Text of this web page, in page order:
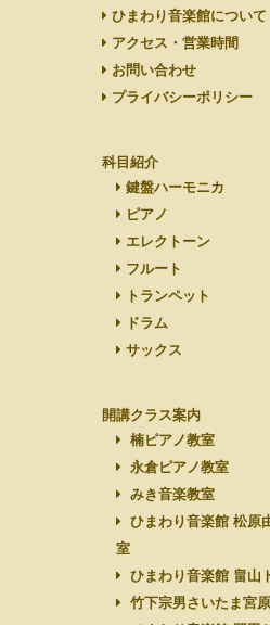
ひまわり音楽館について
アクセス・営業時間
お問い合わせ
プライバシーポリシー
科目紹介
鍵盤ハーモニカ
ピアノ
エレクトーン
フルート
トランペット
ドラム
サックス
開講クラス案内
楠ピアノ教室
永倉ピアノ教室
みき音楽教室
ひまわり音楽館 松原
室
ひまわり音楽館 畠山
竹下宗男さいたま宮